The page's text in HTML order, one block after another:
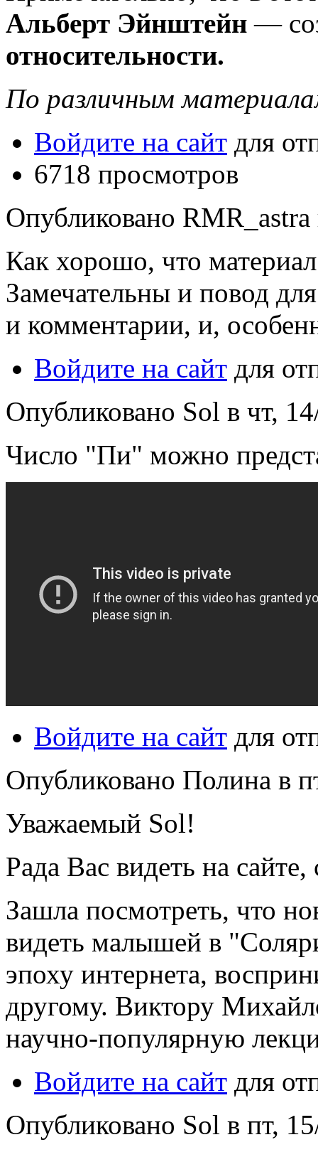
Альберт Эйнштейн—
относительности.
По различным
Войдите на сайт для
6718 просмотров
Опубликовано
Как хорошо, что
Замечательны и повод
и комментарии, и,
Войдите на сайт для
Опубликовано Sol в чт,
Число "Пи" можно
Войдите на сайт для
Опубликовано Полина в
Уважаемый Sol!
Рада Вас видеть на
Зашла посмотреть, что
видеть малышей в
эпоху интернета,
другому. Виктору
научно-популярную
Войдите на сайт для
Опубликовано Sol в пт,